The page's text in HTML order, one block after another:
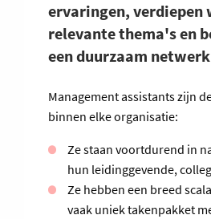
ervaringen, verdiepen
relevante thema's en
een duurzaam
Management assistants zijn
binnen elke organisatie:
Ze staan voortdurend in
hun leidinggevende,
Ze hebben een breed
vaak uniek takenpakket